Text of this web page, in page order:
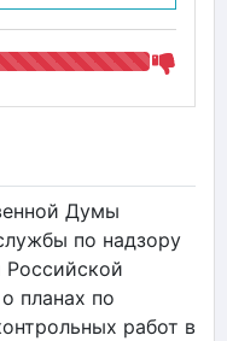
Думы
по надзору
Российской
планах по
работ в